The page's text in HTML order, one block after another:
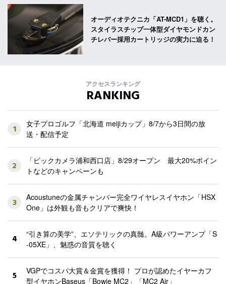
オーディオテクニカ「AT-MCD1」を聴く。
スタイラスチップ一体型ダイヤモンドカン
チレバー採用カートリッジの実力に迫る！
アクセスランキング
RANKING
1
女子プロゴルフ「北海道 meijiカップ」8/7から3日間の放
送・配信予定
2
「ビックカメラ浦和西口店」8/29オープン 最大20%ポイン
トなどのキャンペーンも
3
Acoustuneの金属チャンバー完全ワイヤレスイヤホン「HSX
One」は外観も音もクリアで爽快！
4
“引き算の美学”、エソテリックの真髄。A級パワーアンプ「S
-05XE」、魅惑の音質を聴く
5
VGPでコスパ大賞＆金賞を獲得！ プロが認めたイヤーカフ
型イヤホンBaseus「Bowie MC2」「MC2 Air」